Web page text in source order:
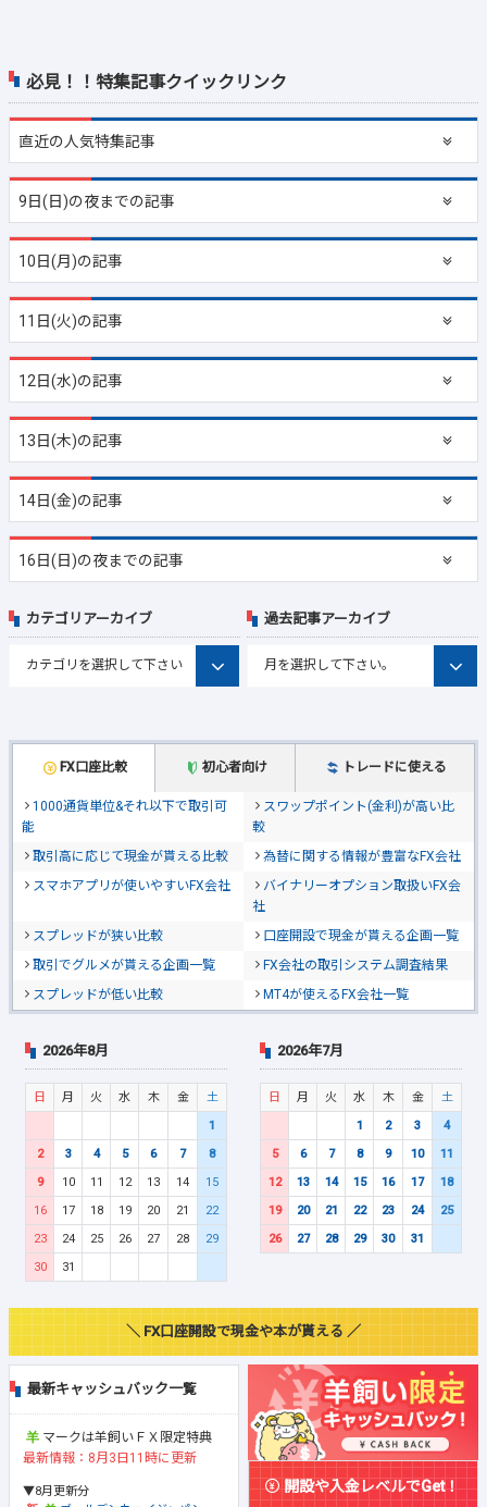
必見！！特集記事クイックリンク
直近の人気特集記事
9日(日)の夜までの記事
10日(月)の記事
11日(火)の記事
12日(水)の記事
13日(木)の記事
14日(金)の記事
16日(日)の夜までの記事
FX口座比較 初心者向け トレードに使える
1000通貨単位&それ以下で取引可
能
スワップポイント(金利)が高い比
較
取引高に応じて現金が貰える比較
為替に関する情報が豊富なFX会社
スマホアプリが使いやすいFX会社
バイナリーオプション取扱いFX会
社
スプレッドが狭い比較
口座開設で現金が貰える企画一覧
取引でグルメが貰える企画一覧
FX会社の取引システム調査結果
スプレッドが低い比較
MT4が使えるFX会社一覧
カテゴリアーカイブ 過去記事アーカイブ
2026年8月
日 月 火 水 木 金
土
1
2
3 4 5 6 7
8
9
10 11 12 13 14
15
16
17 18 19 20 21
22
23
24 25 26 27 28
29
30
31
2026年7月
日 月 火 水 木 金
土
1
2 3
4
5
6 7 8 9 10
11
12
13 14 15 16 17
18
19
20 21 22 23 24
25
26
27 28 29 30 31
＼ FX口座開設で現金や本が貰える ／
最新キャッシュバック一覧
マークは羊飼いＦＸ限定特典
最新情報：8月3日11時に更新
▼8月更新分
開設や入金レベルでGet！